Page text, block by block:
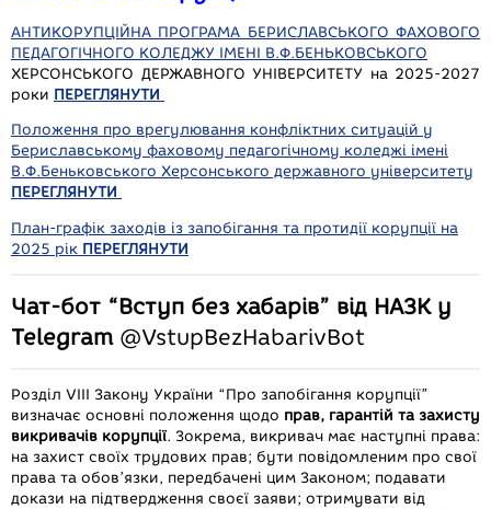
АНТИКОРУПЦІЙНА ПРОГРАМА БЕРИСЛАВСЬКОГО ФАХОВОГО
ПЕДАГОГІЧНОГО КОЛЕДЖУ ІМЕНІ В.Ф.БЕНЬКОВСЬКОГО
ХЕРСОНСЬКОГО ДЕРЖАВНОГО УНІВЕРСИТЕТУ на 2025-2027
роки ПЕРЕГЛЯНУТИ
Положення про врегулювання конфліктних ситуацій у
Бериславському фаховому педагогічному коледжі імені
В.Ф.Беньковського Херсонського державного університету
ПЕРЕГЛЯНУТИ
План-графік заходів із запобігання та протидії корупції на
2025 рік ПЕРЕГЛЯНУТИ
Чат-бот “Вступ без хабарів” від НАЗК у
Telegram @VstupBezHabarivBot
Розділ VIII Закону України “Про запобігання корупції”
визначає основні положення щодо прав, гарантій та захисту
викривачів корупції. Зокрема, викривач має наступні права:
на захист своїх трудових прав; бути повідомленим про свої
права та обов’язки, передбачені цим Законом; подавати
докази на підтвердження своєї заяви; отримувати від